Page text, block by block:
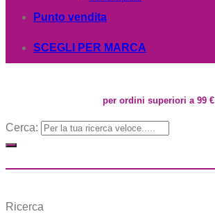
Punto vendita
SCEGLI PER MARCA
per ordini superiori a 99 €
Cerca:
Ricerca